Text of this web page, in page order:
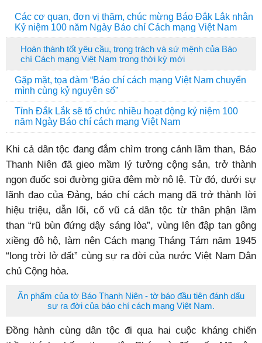
Các cơ quan, đơn vị thăm, chúc mừng Báo Đắk Lắk nhân
Kỷ niệm 100 năm Ngày Báo chí Cách mạng Việt Nam
Hoàn thành tốt yêu cầu, trọng trách và sứ mệnh của Báo
chí Cách mạng Việt Nam trong thời kỳ mới
Gặp mặt, tọa đàm “Báo chí cách mạng Việt Nam chuyển
mình cùng kỷ nguyên số”
Tỉnh Đắk Lắk sẽ tổ chức nhiều hoạt động kỷ niệm 100
năm Ngày Báo chí cách mạng Việt Nam
Khi cả dân tộc đang đắm chìm trong cảnh lầm than, Báo
Thanh Niên đã gieo mầm lý tưởng cộng sản, trở thành
ngọn đuốc soi đường giữa đêm mờ nô lệ. Từ đó, dưới sự
lãnh đạo của Đảng, báo chí cách mạng đã trở thành lời
hiệu triệu, dẫn lối, cổ vũ cả dân tộc từ thân phận lầm
than “rũ bùn đứng dậy sáng lòa”, vùng lên đập tan gông
xiềng đô hộ, làm nên Cách mạng Tháng Tám năm 1945
“long trời lở đất” cùng sự ra đời của nước Việt Nam Dân
chủ Cộng hòa.
Ấn phẩm của tờ Báo Thanh Niên - tờ báo đầu tiên đánh dấu
sự ra đời của báo chí cách mạng Việt Nam.
Đồng hành cùng dân tộc đi qua hai cuộc kháng chiến